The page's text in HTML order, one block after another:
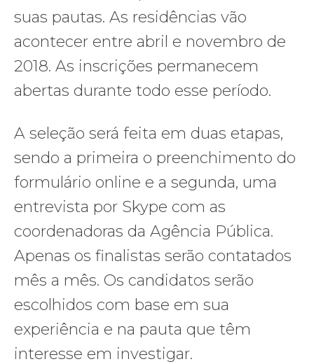
suas pautas. As residências vão
acontecer entre abril e novembro de
2018. As inscrições permanecem
abertas durante todo esse período.
A seleção será feita em duas etapas,
sendo a primeira o preenchimento do
formulário online e a segunda, uma
entrevista por Skype com as
coordenadoras da Agência Pública.
Apenas os finalistas serão contatados
mês a mês. Os candidatos serão
escolhidos com base em sua
experiência e na pauta que têm
interesse em investigar.